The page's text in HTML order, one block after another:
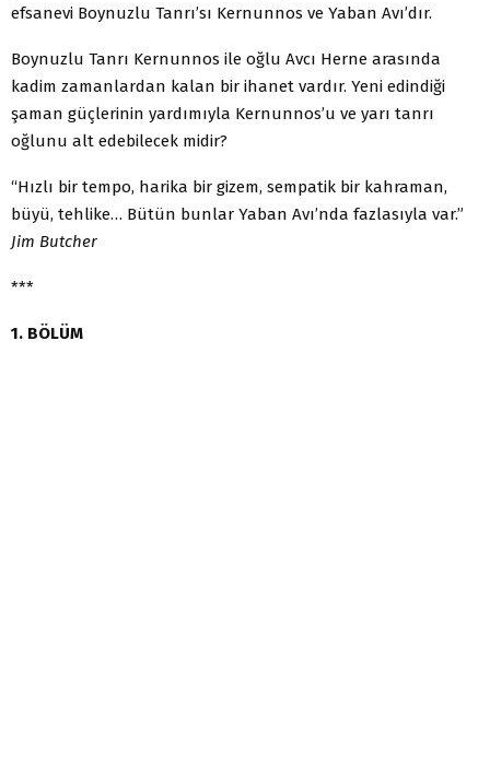
efsanevi Boynuzlu Tanrı’sı Kernunnos ve Yaban Avı’dır.
Boynuzlu Tanrı Kernunnos ile oğlu Avcı Herne arasında
kadim zamanlardan kalan bir ihanet vardır. Yeni edindiği
şaman güçlerinin yardımıyla Kernunnos’u ve yarı tanrı
oğlunu alt edebilecek midir?
“Hızlı bir tempo, harika bir gizem, sempatik bir kahraman,
büyü, tehlike… Bütün bunlar Yaban Avı’nda fazlasıyla var.”
Jim Butcher
***
1. BÖLÜM